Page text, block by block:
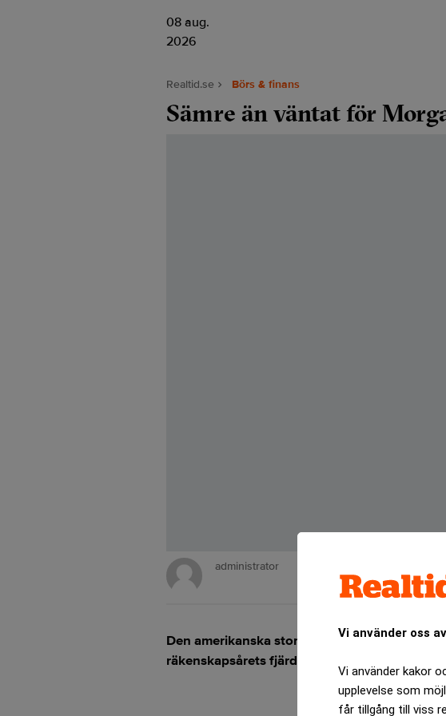
Vi använder oss
Vi använder kakor
upplevelse som
får tillgång till viss
08 aug.
2026
Realtid.se Börs & finans
Sämre än väntat för
administrator
Den amerikanska storbanken Morgan
räkenskapsårets fjärde kvartal, avslutat den